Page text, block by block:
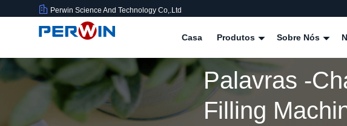
Perwin Science And Technology Co,.Ltd
Casa Produtos Sobre Nós
Palavras -
Filling